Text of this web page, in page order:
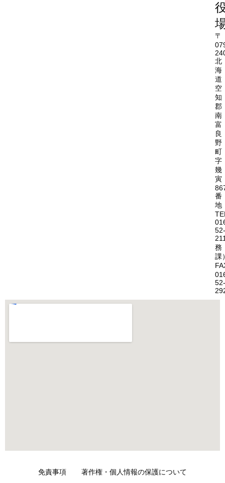
〒
北
海
道
空
知
郡
南
富
良
野
町
字
幾
寅
番
地
52-
務
課
52-
免責事項 著作権・個人情報の保護について